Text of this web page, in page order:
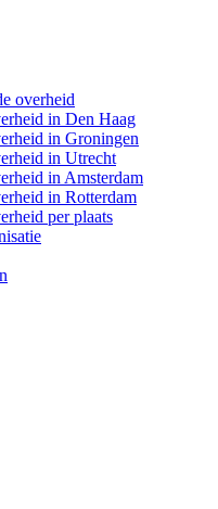
overheid
in Den Haag
in Groningen
in Utrecht
in Amsterdam
in Rotterdam
per plaats